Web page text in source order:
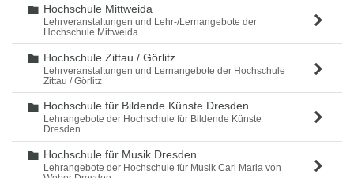
Ordner
Hochschule Mittweida
Lehrveranstaltungen und Lehr-/Lernangebote der
Hochschule Mittweida
Ordner
Hochschule Zittau / Görlitz
Lehrveranstaltungen und Lernangebote der Hochschule
Zittau / Görlitz
Ordner
Hochschule für Bildende Künste Dresden
Lehrangebote der Hochschule für Bildende Künste
Dresden
Ordner
Hochschule für Musik Dresden
Lehrangebote der Hochschule für Musik Carl Maria von